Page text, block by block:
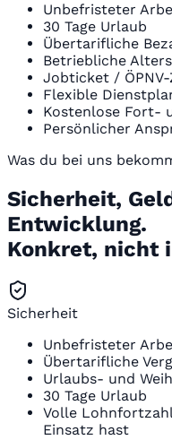
Unbefristeter
30 Tage Urlaub
Übertarifliche
Betriebliche
Jobticket / ÖPNV-
Flexible
Kostenlose Fort-
Persönlicher
Was du bei uns
Sicherheit,
Entwicklung.
Konkret, nicht
Sicherheit
Unbefristeter
Übertarifliche
Urlaubs- und
30 Tage Urlaub
Volle
Einsatz hast